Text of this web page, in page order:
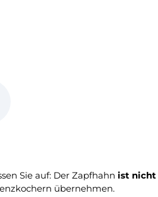
Sie auf: Der Zapfhahn ist nicht
übernehmen.